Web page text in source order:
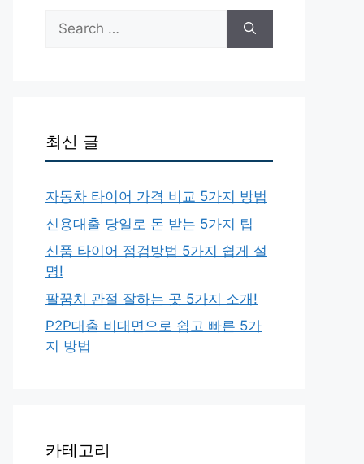
Search
for:
최신 글
자동차 타이어 가격 비교 5가지 방법
신용대출 당일로 돈 받는 5가지 팁
신품 타이어 점검방법 5가지 쉽게 설
명!
팔꿈치 관절 잘하는 곳 5가지 소개!
P2P대출 비대면으로 쉽고 빠른 5가
지 방법
카테고리